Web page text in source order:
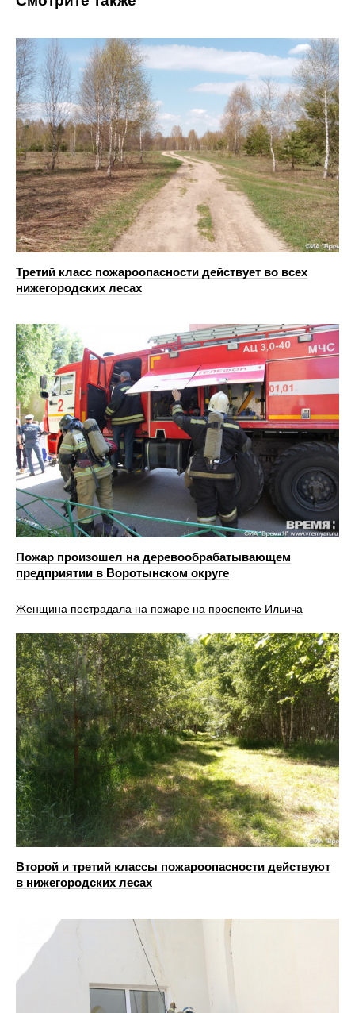
Третий класс пожароопасности действует во всех
нижегородских лесах
Пожар произошел на деревообрабатывающем
предприятии в Воротынском округе
Женщина пострадала на пожаре на проспекте Ильича
Второй и третий классы пожароопасности действуют
в нижегородских лесах